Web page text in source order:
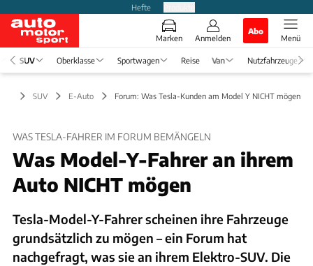
Hefte
Marken Anmelden
Abo
Menü
SUV Oberklasse Sportwagen Reise Van Nutzfahrzeuge
SUV E-Auto Forum: Was Tesla-Kunden am Model Y NICHT mögen
WAS TESLA-FAHRER IM FORUM BEMÄNGELN
Was Model-Y-Fahrer an ihrem
Auto NICHT mögen
Tesla-Model-Y-Fahrer scheinen ihre Fahrzeuge
grundsätzlich zu mögen – ein Forum hat
nachgefragt, was sie an ihrem Elektro-SUV. Die